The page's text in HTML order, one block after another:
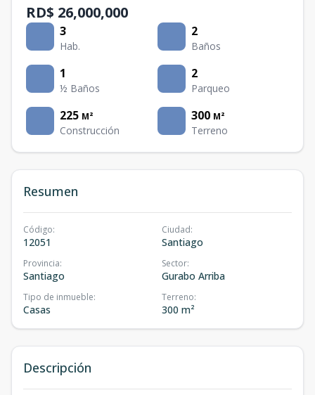
RD$ 26,000,000
3
Hab.
2
Baños
1
½ Baños
2
Parqueo
225 M²
Construcción
300 M²
Terreno
Resumen
Código:
12051
Ciudad:
Santiago
Provincia:
Santiago
Sector:
Gurabo Arriba
Tipo de inmueble:
Casas
Terreno:
300 m²
Descripción